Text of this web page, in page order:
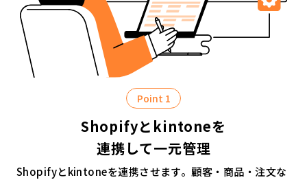
Point 1
Shopifyとkintoneを
連携して一元管理
Shopifyとkintoneを連携させます。顧客・商品・注文な